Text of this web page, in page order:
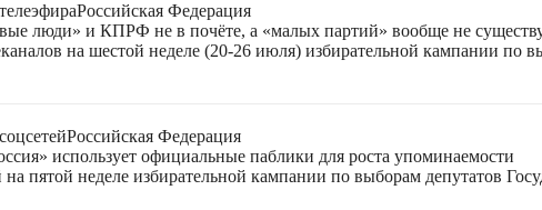
Российская Федерация
люди» и КПРФ не в почёте, а «малых партий» вообще не
на шестой неделе (20-26 июля) избирательной кампании по
Российская Федерация
использует официальные паблики для роста упоминаемости
пятой неделе избирательной кампании по выборам депутатов